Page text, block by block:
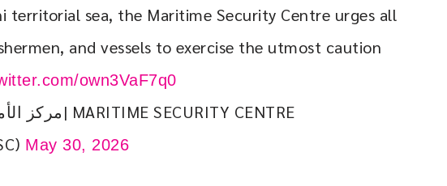
territorial sea, the Maritime Security Centre urges all
and vessels to exercise the utmost caution
own3VaF7q0
May 30, 2026